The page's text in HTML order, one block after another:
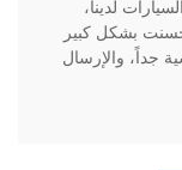
لدينا،
حسنت بشكل كبير
جداً، والإرسال